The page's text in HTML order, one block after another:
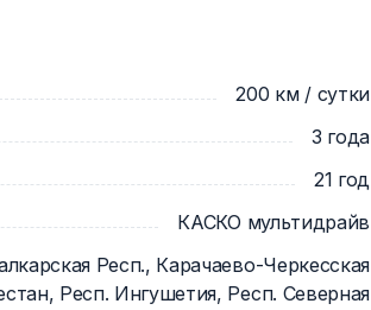
и USB
парковки
200 км / сутки
3 года
21 год
КАСКО мультидрайв
Респ., Карачаево-Черкесская
Респ. Ингушетия, Респ. Северная